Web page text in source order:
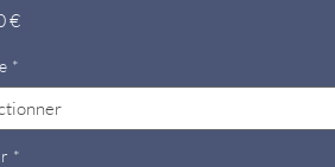
€Prix
*
*